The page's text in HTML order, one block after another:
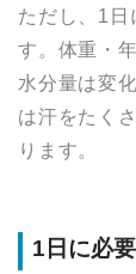
ただし、1日
す。体重・
水分量は変
は汗をたく
ります。
1日に必